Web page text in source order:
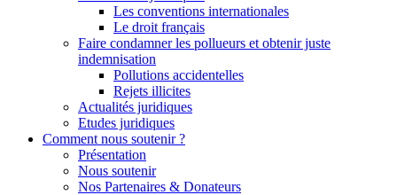
Les conventions internationales
Le droit français
Faire condamner les pollueurs et obtenir juste
indemnisation
Pollutions accidentelles
Rejets illicites
Actualités juridiques
Etudes juridiques
Comment nous soutenir ?
Présentation
Nous soutenir
Nos Partenaires & Donateurs